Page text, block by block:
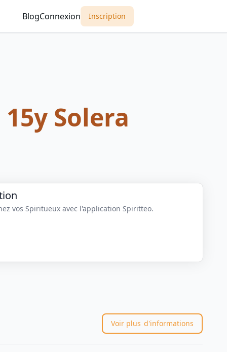
BlogConnexion Inscription
Solera
vos Spiritueux avec l'application Spiritteo.
Voir plus d'informations